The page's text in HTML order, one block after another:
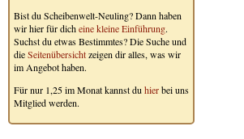
Bist du Scheibenwelt-Neuling? Dann haben
wir hier für dicheine kleine Einführung.
Suchst du etwas Bestimmtes? Die Suche und
dieSeitenübersichtzeigen dir alles, was wir
im Angebot haben.
Für nur 1,25 im Monat kannst du hierbei uns
Mitglied werden.